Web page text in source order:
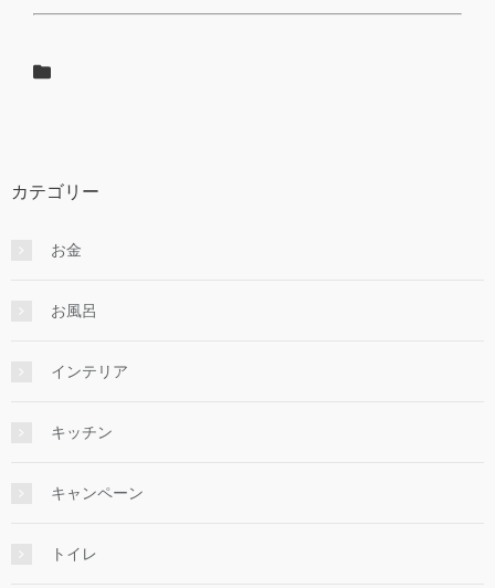
カテゴリー
お金
お風呂
インテリア
キッチン
キャンペーン
トイレ